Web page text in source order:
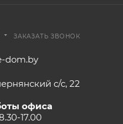
ЗАКАЗАТЬ ЗВОНОК
dom.by
с/с, 22
офиса
17.00